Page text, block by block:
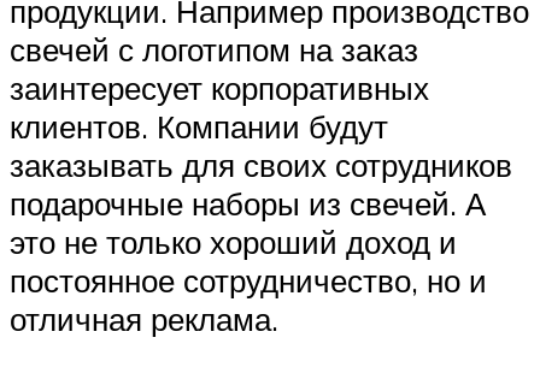
продукции. Например производство
свечей с логотипом на заказ
заинтересует корпоративных
клиентов. Компании будут
заказывать для своих сотрудников
подарочные наборы из свечей. А
это не только хороший доход и
постоянное сотрудничество, но и
отличная реклама.